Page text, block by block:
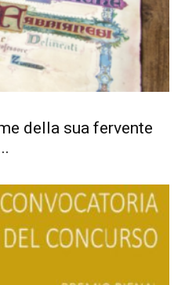
della sua fervente